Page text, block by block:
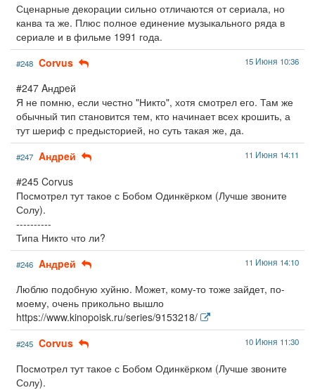
Сценарные декорации сильно отличаются от сериала, но
канва та же. Плюс полное единение музыкального ряда в
сериале и в фильме 1991 года.
#248 Corvus 15 Июня 10:36
#247 Aндpeй
Я не помню, если честно "Никто", хотя смотрел его. Там же
обычный тип становится тем, кто начинает всех крошить, а
тут шериф с предысторией, но суть такая же, да.
#247 Aндpeй 11 Июня 14:11
#245 Corvus
Посмотрел тут такое с Бобом Одинкёрком (Лучше звоните
Солу).
----------
Типа Никто что ли?
#246 Aндpeй 11 Июня 14:10
Люблю подобную хуйню. Может, кому-то тоже зайдет, по-
моему, очень прикольно вышло
https://www.kinopoisk.ru/series/9153218/
#245 Corvus 10 Июня 11:30
Посмотрел тут такое с Бобом Одинкёрком (Лучше звоните
Солу).